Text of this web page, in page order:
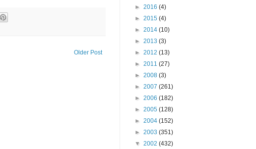
Older Post
► 2016 (4)
► 2015 (4)
► 2014 (10)
► 2013 (3)
► 2012 (13)
► 2011 (27)
► 2008 (3)
► 2007 (261)
► 2006 (182)
► 2005 (128)
► 2004 (152)
► 2003 (351)
▼ 2002 (432)